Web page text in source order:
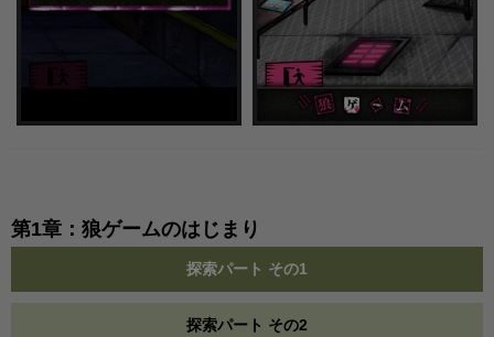
第1章：狼ゲームのはじまり
探索パート その1
探索パート その2